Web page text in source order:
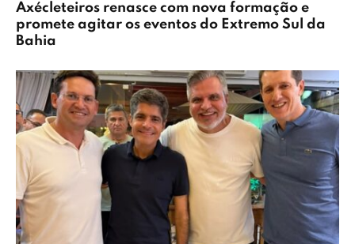
Axécleteiros renasce com nova formação e
promete agitar os eventos do Extremo Sul da
Bahia